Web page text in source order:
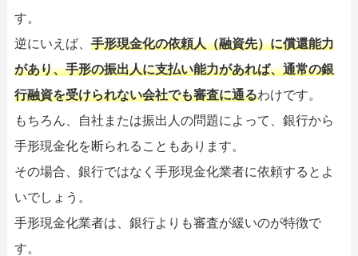
す。
逆にいえば、 手形現金化の依頼人（融資先）に償還能力
があり、手形の振出人に支払い能力があれば、通常の銀
行融資を受けられない会社でも審査に通るわけです。
もちろん、自社または振出人の問題によって、銀行から
手形現金化を断られることもあります。
その場合、銀行ではなく手形現金化業者に依頼するとよ
いでしょう。
手形現金化業者は、銀行よりも審査が緩いのが特徴で
す。